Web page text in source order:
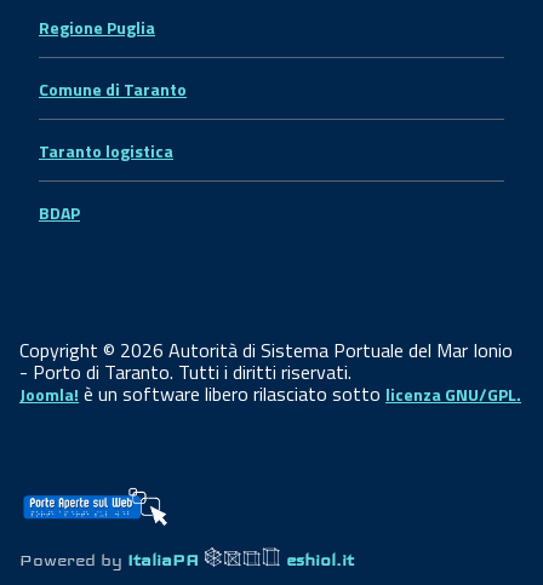
Regione Puglia
Comune di Taranto
Taranto logistica
BDAP
Copyright © 2026 Autorità di Sistema Portuale del Mar Ionio
- Porto di Taranto. Tutti i diritti riservati.
Joomla! è un software libero rilasciato sotto licenza GNU/GPL.
Powered by ItaliaPA eshiol.it